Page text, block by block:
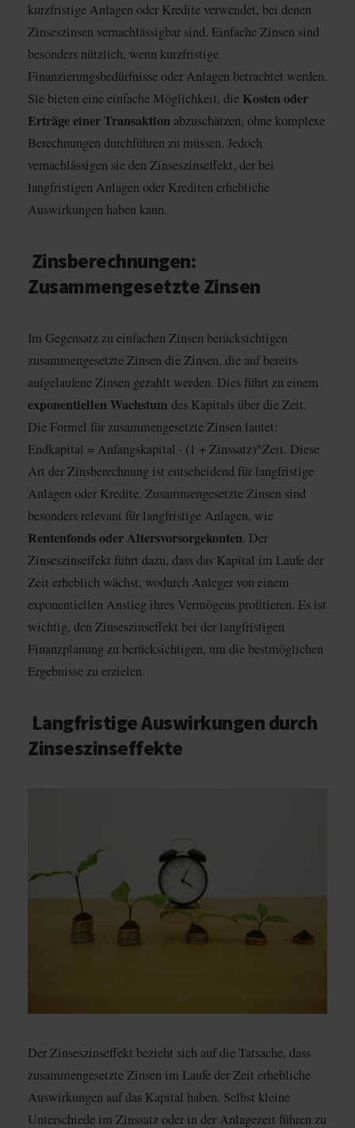
kurzfristige Anlagen oder Kredite verwendet, bei denen
Zinseszinsen vernachlässigbar sind. Einfache Zinsen sind
besonders nützlich, wenn kurzfristige
Finanzierungsbedürfnisse oder Anlagen betrachtet werden.
Sie bieten eine einfache Möglichkeit, die Kosten oder
Erträge einer Transaktion abzuschätzen, ohne komplexe
Berechnungen durchführen zu müssen. Jedoch
vernachlässigen sie den Zinseszinseffekt, der bei
langfristigen Anlagen oder Krediten erhebliche
Auswirkungen haben kann.
Zinsberechnungen:
Zusammengesetzte Zinsen
Im Gegensatz zu einfachen Zinsen berücksichtigen
zusammengesetzte Zinsen die Zinsen, die auf bereits
aufgelaufene Zinsen gezahlt werden. Dies führt zu einem
exponentiellen Wachstum des Kapitals über die Zeit.
Die Formel für zusammengesetzte Zinsen lautet:
Endkapital = Anfangskapital · (1 + Zinssatz)^Zeit. Diese
Art der Zinsberechnung ist entscheidend für langfristige
Anlagen oder Kredite. Zusammengesetzte Zinsen sind
besonders relevant für langfristige Anlagen, wie
Rentenfonds oder Altersvorsorgekonten. Der
Zinseszinseffekt führt dazu, dass das Kapital im Laufe der
Zeit erheblich wächst, wodurch Anleger von einem
exponentiellen Anstieg ihres Vermögens profitieren. Es ist
wichtig, den Zinseszinseffekt bei der langfristigen
Finanzplanung zu berücksichtigen, um die bestmöglichen
Ergebnisse zu erzielen.
Langfristige Auswirkungen durch
Zinseszinseffekte
Der Zinseszinseffekt bezieht sich auf die Tatsache, dass
zusammengesetzte Zinsen im Laufe der Zeit erhebliche
Auswirkungen auf das Kapital haben. Selbst kleine
Unterschiede im Zinssatz oder in der Anlagezeit führen zu